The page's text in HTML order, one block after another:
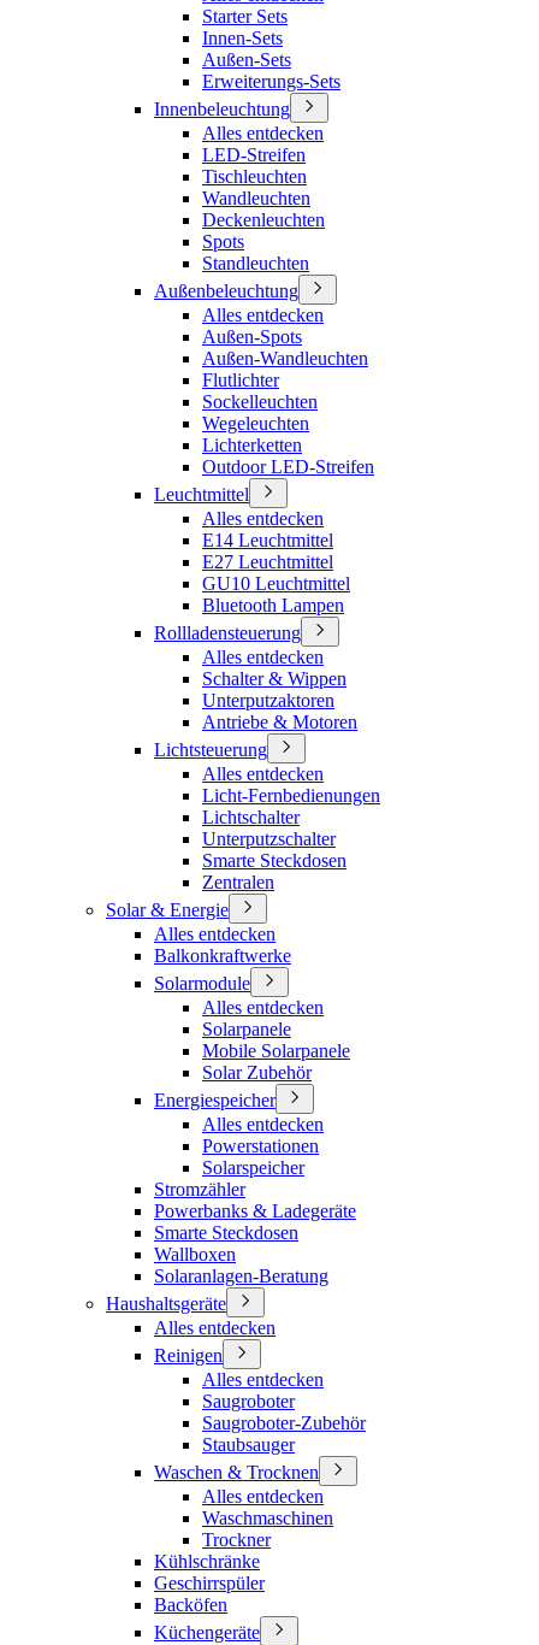
Starter Sets
Innen-Sets
Außen-Sets
Erweiterungs-Sets
Innenbeleuchtung
Alles entdecken
LED-Streifen
Tischleuchten
Wandleuchten
Deckenleuchten
Spots
Standleuchten
Außenbeleuchtung
Alles entdecken
Außen-Spots
Außen-Wandleuchten
Flutlichter
Sockelleuchten
Wegeleuchten
Lichterketten
Outdoor LED-Streifen
Leuchtmittel
Alles entdecken
E14 Leuchtmittel
E27 Leuchtmittel
GU10 Leuchtmittel
Bluetooth Lampen
Rollladensteuerung
Alles entdecken
Schalter & Wippen
Unterputzaktoren
Antriebe & Motoren
Lichtsteuerung
Alles entdecken
Licht-Fernbedienungen
Lichtschalter
Unterputzschalter
Smarte Steckdosen
Zentralen
Solar & Energie
Alles entdecken
Balkonkraftwerke
Solarmodule
Alles entdecken
Solarpanele
Mobile Solarpanele
Solar Zubehör
Energiespeicher
Alles entdecken
Powerstationen
Solarspeicher
Stromzähler
Powerbanks & Ladegeräte
Smarte Steckdosen
Wallboxen
Solaranlagen-Beratung
Haushaltsgeräte
Alles entdecken
Reinigen
Alles entdecken
Saugroboter
Saugroboter-Zubehör
Staubsauger
Waschen & Trocknen
Alles entdecken
Waschmaschinen
Trockner
Kühlschränke
Geschirrspüler
Backöfen
Küchengeräte